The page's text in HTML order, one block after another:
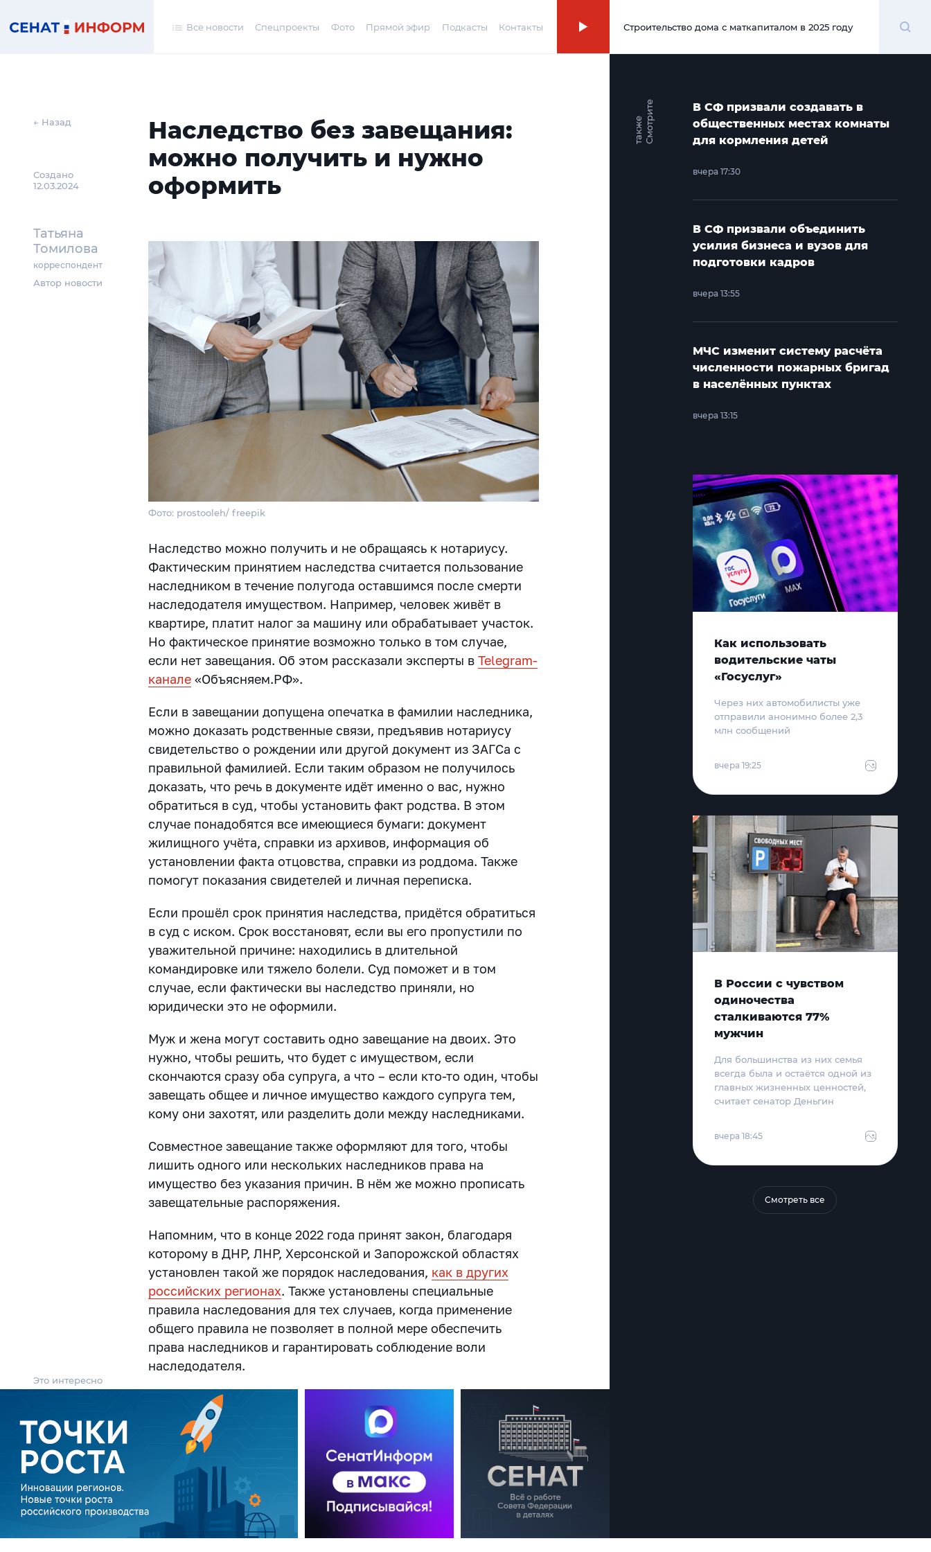
Все новости Спецпроекты Фото Прямой эфир Подкасты Контакты 00:00
Строительство дома с маткапиталом в 2025 году
← Назад
Создано
12.03.2024
Татьяна
Томилова
корреспондент
Автор новости
Наследство без завещания:
можно получить и нужно
оформить
Фото: prostooleh/ freepik
Наследство можно получить и не обращаясь к нотариусу.
Фактическим принятием наследства считается пользование
наследником в течение полугода оставшимся после смерти
наследодателя имуществом. Например, человек живёт в
квартире, платит налог за машину или обрабатывает участок.
Но фактическое принятие возможно только в том случае,
если нет завещания. Об этом рассказали эксперты вTelegram-
канале «Объясняем.РФ».
Если в завещании допущена опечатка в фамилии наследника,
можно доказать родственные связи, предъявив нотариусу
свидетельство о рождении или другой документ из ЗАГСа с
правильной фамилией. Если таким образом не получилось
доказать, что речь в документе идёт именно о вас, нужно
обратиться в суд, чтобы установить факт родства. В этом
случае понадобятся все имеющиеся бумаги: документ
жилищного учёта, справки из архивов, информация об
установлении факта отцовства, справки из роддома. Также
помогут показания свидетелей и личная переписка.
Если прошёл срок принятия наследства, придётся обратиться
в суд с иском. Срок восстановят, если вы его пропустили по
уважительной причине: находились в длительной
командировке или тяжело болели. Суд поможет и в том
случае, если фактически вы наследство приняли, но
юридически это не оформили.
Муж и жена могут составить одно завещание на двоих. Это
нужно, чтобы решить, что будет с имуществом, если
скончаются сразу оба супруга, а что – если кто-то один, чтобы
завещать общее и личное имущество каждого супруга тем,
кому они захотят, или разделить доли между наследниками.
Совместное завещание также оформляют для того, чтобы
лишить одного или нескольких наследников права на
имущество без указания причин. В нём же можно прописать
завещательные распоряжения.
Напомним, что в конце 2022 года принят закон, благодаря
которому в ДНР, ЛНР, Херсонской и Запорожской областях
установлен такой же порядок наследования, как в других
российских регионах. Также установлены специальные
правила наследования для тех случаев, когда применение
общего правила не позволяет в полной мере обеспечить
права наследников и гарантировать соблюдение воли
наследодателя.
Это интересно
С
м
о
т
р и
т
е
т
а
к
ж
е
В СФ призвали создавать в
общественных местах комнаты
для кормления детей
вчера 17:30
В СФ призвали объединить
усилия бизнеса и вузов для
подготовки кадров
вчера 13:55
МЧС изменит систему расчёта
численности пожарных бригад
в населённых пунктах
вчера 13:15
Как использовать
водительские чаты
«Госуслуг»
Через них автомобилисты уже
отправили анонимно более 2,3
млн сообщений
вчера 19:25
В России с чувством
одиночества
сталкиваются 77%
мужчин
Для большинства из них семья
всегда была и остаётся одной из
главных жизненных ценностей,
считает сенатор Деньгин
вчера 18:45
Смотреть все